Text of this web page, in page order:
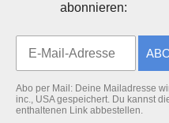
abonnieren:
Abo per Mail: Deine Mailadresse
inc., USA gespeichert. Du kannst
enthaltenen Link abbestellen.